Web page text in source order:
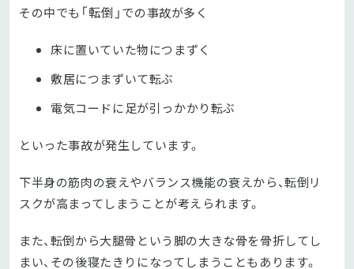
その中でも 「転倒」での事故が多く
床に置いていた物につまずく
敷居につまずいて転ぶ
電気コードに足が引っかかり転ぶ
といった事故が発生しています。
下半身の筋肉の衰えやバランス機能の衰えから、転倒リ
スクが高まってしまうことが考えられます。
また、転倒から大腿骨という脚の大きな骨を骨折してし
まい、その後寝たきりになってしまうこともあります。